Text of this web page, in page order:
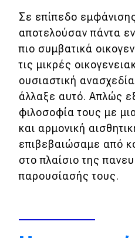
Αγώνες
Formula 1
WRC
Motorsport
Eco
Νέα
Mobility
Σε επίπεδο
αποτελούσαν πάντα
πιο συμβατικά
τις μικρές
ουσιαστική
άλλαξε αυτό. Απλώς
φιλοσοφία τους με
και αρμονική
επιβεβαιώσαμε από
στο πλαίσιο της
παρουσίασής τους.